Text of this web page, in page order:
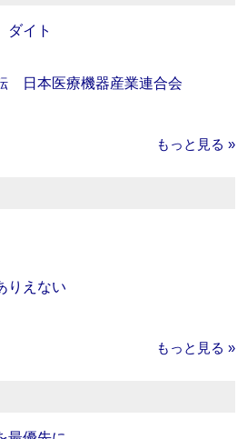
イト
日本医療機器産業連合会
もっと見る »
りえない
もっと見る »